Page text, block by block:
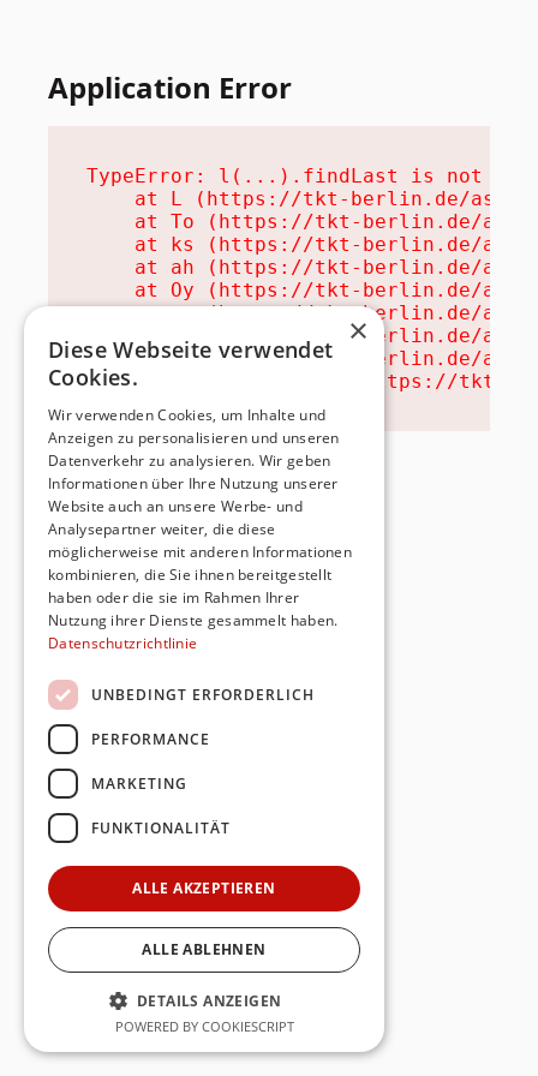
Application Error
TypeError: l(...).findLast is not a
at L (https://tkt-berlin.de/
at To (https://tkt-berlin.de/
at ks (https://tkt-berlin.de/
at ah (https://tkt-berlin.de/
at Oy (https://tkt-berlin.de/
at na (https://tkt-berlin.de/
at th (https://tkt-berlin.de/
at eh (https://tkt-berlin.de/
at MessagePort.ae (https://tkt-
×
Diese Webseite verwendet
Cookies.
Wir verwenden Cookies, um Inhalte und
Anzeigen zu personalisieren und unseren
Datenverkehr zu analysieren. Wir geben
Informationen über Ihre Nutzung unserer
Website auch an unsere Werbe- und
Analysepartner weiter, die diese
möglicherweise mit anderen Informationen
kombinieren, die Sie ihnen bereitgestellt
haben oder die sie im Rahmen Ihrer
Nutzung ihrer Dienste gesammelt haben.
Datenschutzrichtlinie
UNBEDINGT ERFORDERLICH
PERFORMANCE
MARKETING
FUNKTIONALITÄT
ALLE AKZEPTIEREN
ALLE ABLEHNEN
DETAILS ANZEIGEN
POWERED BY COOKIESCRIPT